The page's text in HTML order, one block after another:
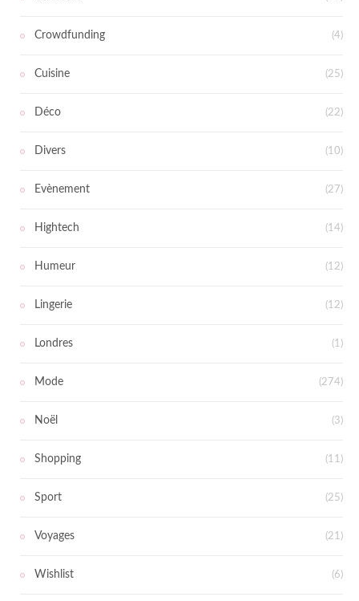
Crowdfunding (4)
Cuisine (25)
Déco (22)
Divers (10)
Evènement (27)
Hightech (14)
Humeur (12)
Lingerie (12)
Londres (1)
Mode (274)
Noël (3)
Shopping (11)
Sport (25)
Voyages (21)
Wishlist (6)